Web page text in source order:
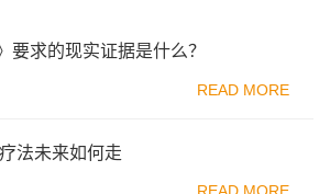
要求的现实证据是什么？
READ MORE
法未来如何走